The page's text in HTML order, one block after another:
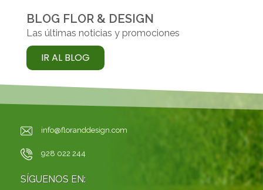
BLOG FLOR & DESIGN
Las últimas noticias y promociones
IR AL BLOG
info@floranddesign.com
928 022 244
SÍGUENOS EN: